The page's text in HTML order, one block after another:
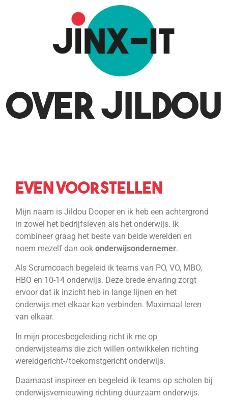
Over Jildou
Even voorstellen
Mijn naam is Jildou Dooper en ik heb een achtergrond
in zowel het bedrijfsleven als het onderwijs. Ik
combineer graag het beste van beide werelden en
noem mezelf dan ook onderwijsondernemer.
Als Scrumcoach begeleid ik teams van PO, VO, MBO,
HBO en 10-14 onderwijs. Deze brede ervaring zorgt
ervoor dat ik inzicht heb in lange lijnen en het
onderwijs met elkaar kan verbinden. Maximaal leren
van elkaar.
In mijn procesbegeleiding richt ik me op
onderwijsteams die zich willen ontwikkelen richting
wereldgericht-/toekomstgericht onderwijs.
Daarnaast inspireer en begeleid ik teams op scholen bij
onderwijsvernieuwing richting duurzaam onderwijs.